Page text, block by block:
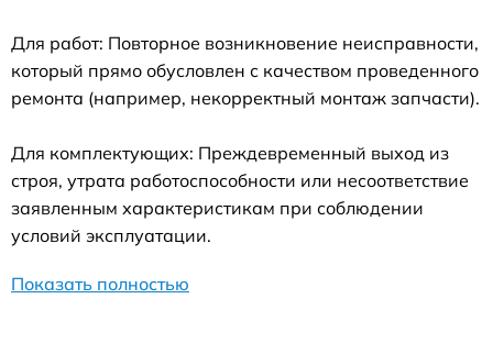
Для работ: Повторное возникновение неисправности,
который прямо обусловлен с качеством проведенного
ремонта (например, некорректный монтаж запчасти).
Для комплектующих: Преждевременный выход из
строя, утрата работоспособности или несоответствие
заявленным характеристикам при соблюдении
условий эксплуатации.
Показать полностью